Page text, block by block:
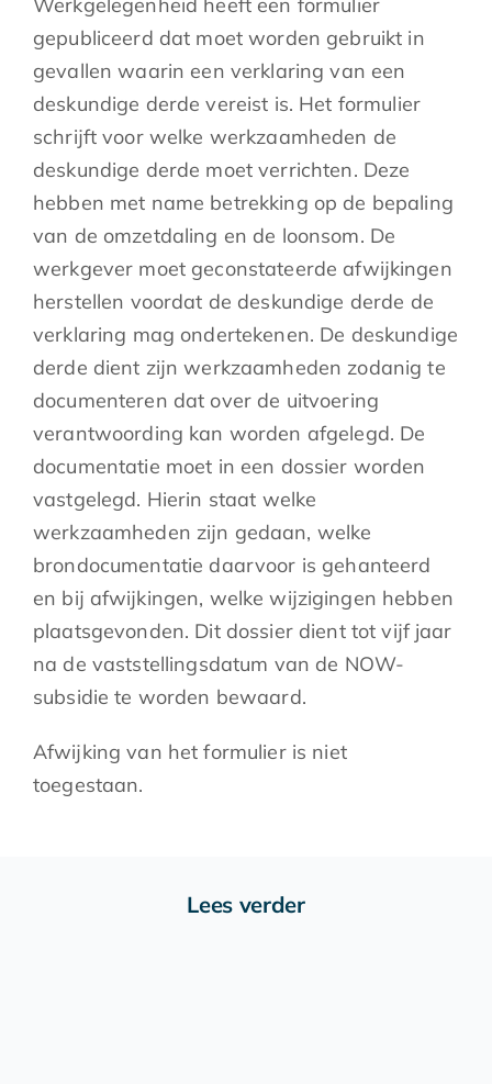
gepubliceerd dat moet worden gebruikt in
gevallen waarin een verklaring van een
deskundige derde vereist is. Het formulier
schrijft voor welke werkzaamheden de
deskundige derde moet verrichten. Deze
hebben met name betrekking op de bepaling
van de omzetdaling en de loonsom. De
werkgever moet geconstateerde afwijkingen
herstellen voordat de deskundige derde de
verklaring mag ondertekenen. De deskundige
derde dient zijn werkzaamheden zodanig te
documenteren dat over de uitvoering
verantwoording kan worden afgelegd. De
documentatie moet in een dossier worden
vastgelegd. Hierin staat welke
werkzaamheden zijn gedaan, welke
brondocumentatie daarvoor is gehanteerd
en bij afwijkingen, welke wijzigingen hebben
plaatsgevonden. Dit dossier dient tot vijf jaar
na de vaststellingsdatum van de NOW-
subsidie te worden bewaard.
Afwijking van het formulier is niet
toegestaan.
Lees verder